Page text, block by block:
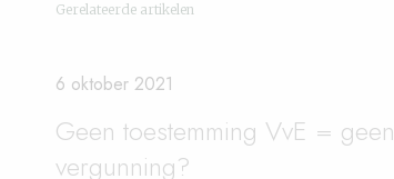
Gerelateerde artikelen
6 oktober 2021
Geen toestemming VvE = geen
vergunning?